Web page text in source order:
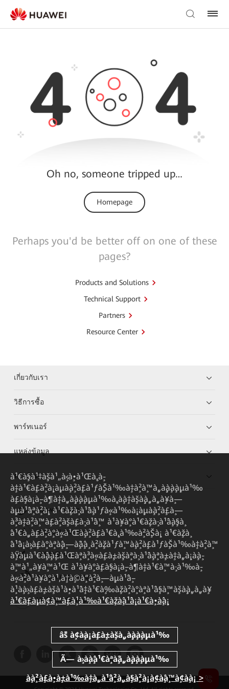
Oh no, someone tripped up…
Homepage
Perhaps you'd be better off on one of these
pages?
Products and Solutions
Technical Support
Partners
Resource Center
เกี่ยวกับเรา
วิธีการซื้อ
พาร์ทเนอร์
แหล่งข้อมูล
ควิกลิงค์
Huawei e+ App
HUAWEI eKit App
华为坤灵 App
Huawei HiKnow App
HUAWEI eFly App
à¹€à¸§à¹‡à¸šà¹„à¸‹à¸•à¹Œà¸‚à¸­
à¸‡à¹€à¸£à¸²à¸¡à¸µà¸à¸²à¸£à¹ƒà¸Šà¹‰à¸‡à¸²à¸™à¸„à¸¸à¸à¸à¸µà¹‰
à¸£à¸§à¸¡à¸–à¸¶à¸‡à¸„à¸¸à¸à¸à¸µà¹‰à¸‚à¸­à¸‡à¸šà¸¸à¸„à¸„à¸¥à¸—
à¸µà¹ˆà¸ªà¸²à¸¡ à¹€à¸žà¸·à¹ˆà¸­à¹ƒà¸«à¹‰à¸¡à¸µà¸à¸²à¸£à¸—
à¸³à¸‡à¸²à¸™à¸£à¸²à¸šà¸£à¸·à¹ˆà¸™ à¹à¸¥à¸°à¹€à¸žà¸·à¹ˆà¸­à¸§à¸
´à¹€à¸„à¸£à¸²à¸°à¸«à¹Œà¸à¸²à¸£à¹€à¸‚à¹‰à¸²à¸Šà¸¡ à¹€à¸žà¸
´à¹ˆà¸¡à¸›à¸£à¸°à¸ªà¸´à¸—à¸˜à¸´à¸ à¸²à¸žà¹ƒà¸™à¸à¸²à¸£à¹ƒà¸Šà¹‰à¸‡à¸²à¸™
à¸Ÿà¸µà¹€à¸ˆà¸­à¸£à¹Œà¸ªà¸³à¸«à¸£à¸±à¸šà¸ªà¸·à¹ˆà¸­à¸ªà¸±à¸‡à¸„à¸¡à¸­à¸­
à¸™à¹„à¸¥à¸™à¹Œ à¹à¸¥à¸°à¸£à¸§à¸¡à¸–à¸¶à¸‡à¹€à¸™à¸·à¹‰à¸­
à¸«à¸²à¹à¸¥à¸°à¹‚à¸†à¸©à¸“à¸²à¸—à¸µà¹ˆà¸–
à¸¹à¸à¸›à¸£à¸±à¸šà¹à¸•à¹ˆà¸‡à¹€à¸‰à¸žà¸²à¸°à¸ªà¹ˆà¸§à¸™à¸šà¸¸à¸„à¸„à¸¥
à¹€à¸£à¸µà¸¢à¸™à¸£à¸¹à¹‰à¹€à¸žà¸´à¹ˆà¸¡à¹€à¸•à¸´à¸¡
à¸à¸²à¸£à¸•à¸±à¹‰à¸‡à¸„à¹ˆà¸²à¸„à¸§à¸²à¸¡à¸¢à¸´à¸™à¸¢à¸­à¸¡ >